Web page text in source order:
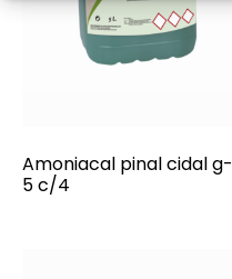
Amoniacal pinal cidal g-
5 c/4